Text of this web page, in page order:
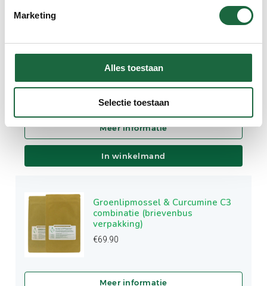
Marketing
Alles toestaan
Selectie toestaan
Curcumine C3 ‘Superieur’ (2
brievenbus verpakkingen)
In winkelmand
Groenlipmossel & Curcumine C3
combinatie (brievenbus
verpakking)
€69.90